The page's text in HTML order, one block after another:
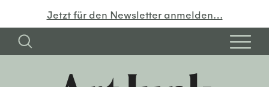
Jetzt für den Newsletter anmelden…